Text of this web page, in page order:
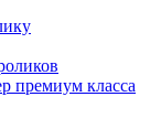
премиум класса